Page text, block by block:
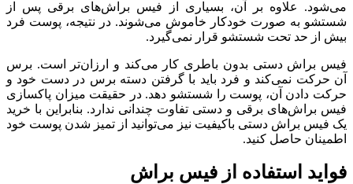
می‌شود. علاوه بر آن، بسیاری از فیس براش‌های برقی پس از
شستشو به صورت خودکار خاموش می‌شوند. در نتیجه، پوست فرد
بیش از حد تحت شستشو قرار نمی‌گیرد.
فیس براش دستی بدون باطری کار می‌کند و ارزان‌تر است. برس
آن‌ حرکت نمی‌کند و فرد باید با گرفتن دسته برس در دست خود و
حرکت دادن آن، پوست را شستشو دهد. در حقیقت میزان پاکسازی
فیس براش‌های برقی و دستی تفاوت چندانی ندارد. بنابراین با خرید
یک فیس براش دستی باکیفیت نیز می‌توانید از تمیز شدن پوست خود
اطمینان حاصل کنید.
فواید استفاده از فیس براش